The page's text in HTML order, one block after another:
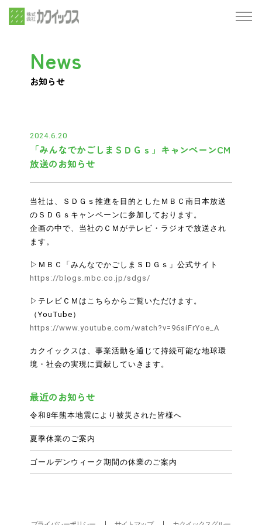
News
お知らせ
2024.6.20
「みんなでかごしまＳＤＧｓ」キャンペーンCM
放送のお知らせ
当社は、ＳＤＧｓ推進を目的としたＭＢＣ南日本放送
のＳＤＧｓキャンペーンに参加しております。
企画の中で、当社のＣＭがテレビ・ラジオで放送され
ます。
▷ＭＢＣ「みんなでかごしまＳＤＧｓ」公式サイト
https://blogs.mbc.co.jp/sdgs/
▷テレビＣＭはこちらからご覧いただけます。
（YouTube）
https://www.youtube.com/watch?v=96siFrYoe_A
カクイックスは、事業活動を通じて持続可能な地球環
境・社会の実現に貢献していきます。
最近のお知らせ
令和8年熊本地震により被災された皆様へ
夏季休業のご案内
ゴールデンウィーク期間の休業のご案内